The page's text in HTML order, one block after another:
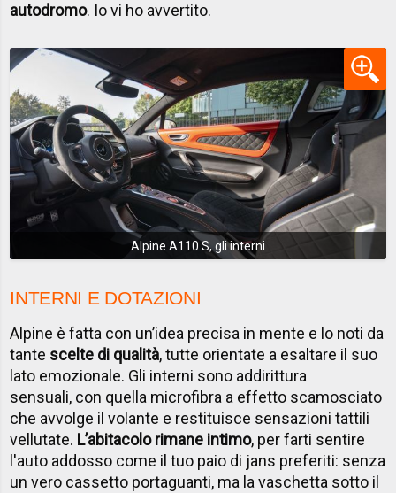
autodromo. Io vi ho avvertito.
Alpine A110 S, gli interni
INTERNI E DOTAZIONI
Alpine è fatta con un’idea precisa in mente e lo noti da
tante scelte di qualità, tutte orientate a esaltare il suo
lato emozionale. Gli interni sono addirittura
sensuali, con quella microfibra a effetto scamosciato
che avvolge il volante e restituisce sensazioni tattili
vellutate. L’abitacolo rimane intimo, per farti sentire
l'auto addosso come il tuo paio di jans preferiti: senza
un vero cassetto portaguanti, ma la vaschetta sotto il